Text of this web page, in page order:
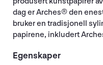
dag er Arches® den
bruker en tradisjonell
papirene, inkludert
Egenskaper